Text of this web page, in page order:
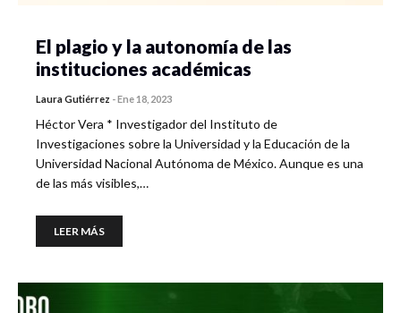
El plagio y la autonomía de las
instituciones académicas
Laura Gutiérrez -Ene 18, 2023
Héctor Vera * Investigador del Instituto de
Investigaciones sobre la Universidad y la Educación de la
Universidad Nacional Autónoma de México. Aunque es una
de las más visibles,…
LEER MÁS